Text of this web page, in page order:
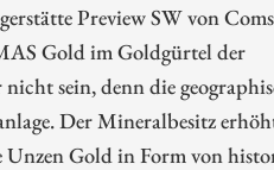
Preview SW von
Gold im Goldgürtel der
sein, denn die
Der Mineralbesitz
Unzen Gold in Form von